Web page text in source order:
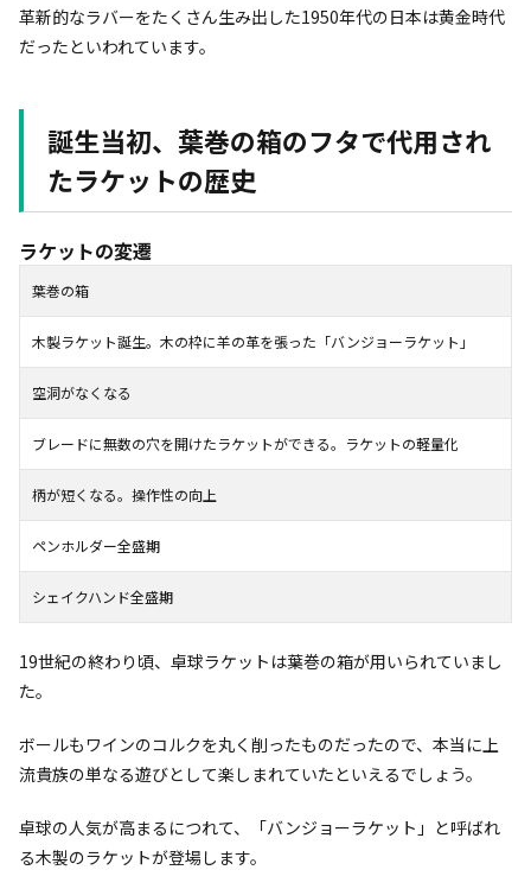
革新的なラバーをたくさん生み出した1950年代の日本は黄金時代
だったといわれています。
誕生当初、葉巻の箱のフタで代用され
たラケットの歴史
ラケットの変遷
葉巻の箱
木製ラケット誕生。木の枠に羊の革を張った「バンジョーラケット」
空洞がなくなる
ブレードに無数の穴を開けたラケットができる。ラケットの軽量化
柄が短くなる。操作性の向上
ペンホルダー全盛期
シェイクハンド全盛期
19世紀の終わり頃、卓球ラケットは葉巻の箱が用いられていまし
た。
ボールもワインのコルクを丸く削ったものだったので、本当に上
流貴族の単なる遊びとして楽しまれていたといえるでしょう。
卓球の人気が高まるにつれて、「バンジョーラケット」と呼ばれ
る木製のラケットが登場します。